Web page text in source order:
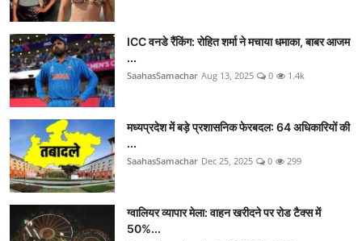
ICC वनडे रैंकिंग: रोहित शर्मा ने मचाया धमाका, बाबर आजम
...
SaahasSamachar Aug 13, 2025 0 1.4k
मध्यप्रदेश में बड़े प्रशासनिक फेरबदल: 64 अधिकारियों की
...
SaahasSamachar Dec 25, 2025 0 299
ग्वालियर व्यापार मेला: वाहन खरीदने पर रोड टैक्स में
50%...